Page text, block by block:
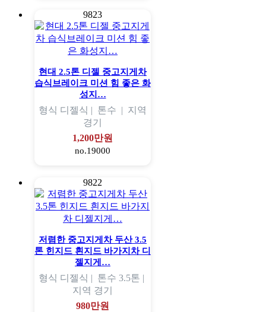
9823
현대 2.5톤 디젤 중고지게차
습식브레이크 미션 힘 좋은 화
성지…
형식 디젤식 | 톤수 | 지역
경기
1,200만원
no.19000
9822
저렴한 중고지게차 두산 3.5
톤 힌지드 흰지드 바가지차 디
젤지게…
형식 디젤식 | 톤수 3.5톤 |
지역 경기
980만원